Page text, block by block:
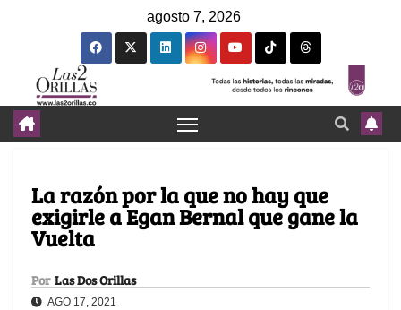
agosto 7, 2026
La razón por la que no hay que
exigirle a Egan Bernal que gane la
Vuelta
Por Las Dos Orillas
AGO 17, 2021